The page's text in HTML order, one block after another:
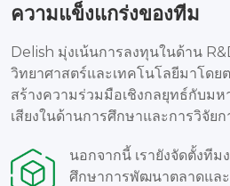
ความแข็งแกร่งของทีม
Delish มุ่งเน้นการลงทุนในด้าน
วิทยาศาสตร์และเทคโนโลยีมาโดย
สร้างความร่วมมือเชิงกลยุทธ์กับม
เสียงในด้านการศึกษาและการวิจัย
นอกจากนี้ เรายังจัดตั้งที
ศึกษาการพัฒนาตลาดแล